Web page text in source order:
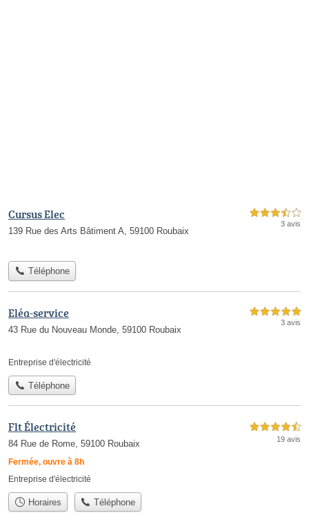
Cursus Elec
139 Rue des Arts Bâtiment A, 59100 Roubaix
3,5 étoiles sur 5
3 avis
Téléphone
Eléa-service
43 Rue du Nouveau Monde, 59100 Roubaix
5,0 étoiles sur 5
3 avis
Entreprise d'électricité
Téléphone
Flt Électricité
84 Rue de Rome, 59100 Roubaix
Fermée, ouvre à 8h
4,5 étoiles sur 5
19 avis
Entreprise d'électricité
Horaires Téléphone